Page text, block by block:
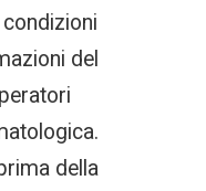
del
della